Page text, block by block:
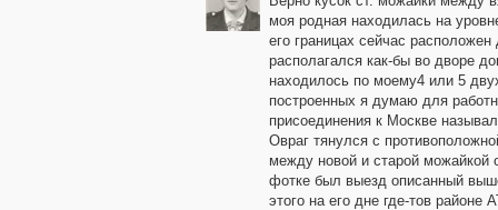
моя родная находилась на
его границах сейчас
располагался как-бы во дворе
находилось по моему4 или 5
построенных я думаю для
присоединения к Москве
Овраг тянулся с
между новой и старой можайкой
фотке был выезд описанный
этого на его дне где-тов